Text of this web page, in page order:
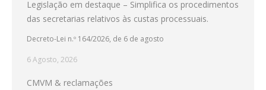
Legislação em destaque – Simplifica os procedimentos
das secretarias relativos às custas processuais.
Decreto-Lei n.º 164/2026, de 6 de agosto
6 Agosto, 2026
CMVM & reclamações